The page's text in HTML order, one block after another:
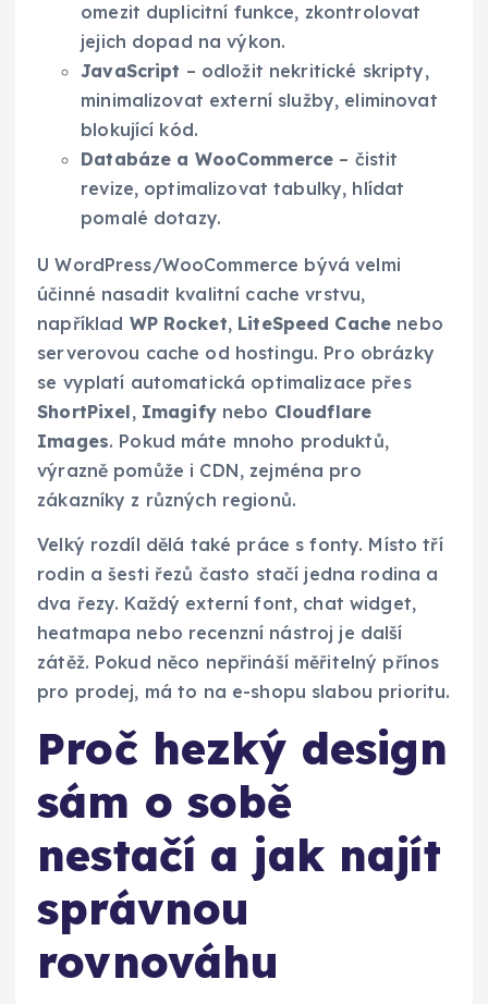
omezit duplicitní funkce, zkontrolovat
jejich dopad na výkon.
JavaScript – odložit nekritické skripty,
minimalizovat externí služby, eliminovat
blokující kód.
Databáze a WooCommerce – čistit
revize, optimalizovat tabulky, hlídat
pomalé dotazy.
U WordPress/WooCommerce bývá velmi
účinné nasadit kvalitní cache vrstvu,
například WP Rocket, LiteSpeed Cache nebo
serverovou cache od hostingu. Pro obrázky
se vyplatí automatická optimalizace přes
ShortPixel, Imagifynebo Cloudflare
Images. Pokud máte mnoho produktů,
výrazně pomůže i CDN, zejména pro
zákazníky z různých regionů.
Velký rozdíl dělá také práce s fonty. Místo tří
rodin a šesti řezů často stačí jedna rodina a
dva řezy. Každý externí font, chat widget,
heatmapa nebo recenzní nástroj je další
zátěž. Pokud něco nepřináší měřitelný přínos
pro prodej, má to na e-shopu slabou prioritu.
Proč hezký design
sám o sobě
nestačí a jak najít
správnou
rovnováhu